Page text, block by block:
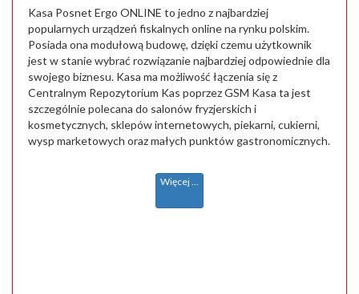
Kasa Posnet Ergo ONLINE to jedno z najbardziej
popularnych urządzeń fiskalnych online na rynku polskim.
Posiada ona modułową budowę, dzięki czemu użytkownik
jest w stanie wybrać rozwiązanie najbardziej odpowiednie dla
swojego biznesu. Kasa ma możliwość łączenia się z
Centralnym Repozytorium Kas poprzez GSM Kasa ta jest
szczególnie polecana do salonów fryzjerskich i
kosmetycznych, sklepów internetowych, piekarni, cukierni,
wysp marketowych oraz małych punktów gastronomicznych.
Więcej ...